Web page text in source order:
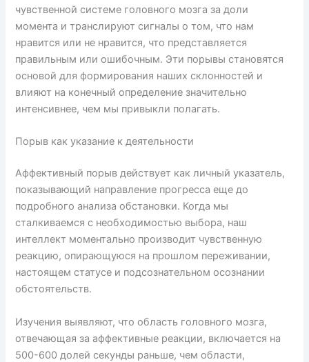
чувственной системе головного мозга за доли
момента и транслируют сигналы о том, что нам
нравится или не нравится, что представляется
правильным или ошибочным. Эти порывы становятся
основой для формирования наших склонностей и
влияют на конечный определение значительно
интенсивнее, чем мы привыкли полагать.
Порыв как указание к деятельности
Аффективный порыв действует как личный указатель,
показывающий направление прогресса еще до
подробного анализа обстановки. Когда мы
сталкиваемся с необходимостью выбора, наш
интеллект моментально производит чувственную
реакцию, опирающуюся на прошлом переживании,
настоящем статусе и подсознательном осознании
обстоятельств.
Изучения выявляют, что область головного мозга,
отвечающая за аффективные реакции, включается на
500-600 долей секунды раньше, чем области,